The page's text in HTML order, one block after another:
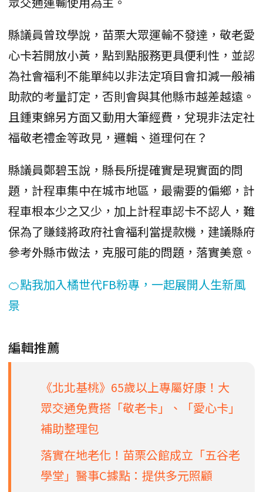
縣議員曾玟學說，苗栗大眾運輸不發達，敬老愛
心卡若開放小黃，點到點服務更具便利性，並認
為社會福利不能單純以非法定項目會扣減一般補
助款的考量訂定，否則會與其他縣市越差越遠。
且鍾東錦另方面又動用大筆經費，兌現非法定社
福敬老禮金等政見，邏輯、道理何在？
縣議員鄭碧玉說，縣長所提確實是現實面的問
題，計程車集中在城市地區，最需要的偏鄉，計
程車根本少之又少，加上計程車認卡不認人，難
保為了賺錢將政府社會福利當提款機，建議縣府
參考外縣市做法，克服可能的問題，落實美意。
🍊點我加入橘世代FB粉專，一起展開人生新風
景
編輯推薦
《北北基桃》65歲以上專屬好康！大
眾交通免費搭「敬老卡」、「愛心卡」
補助整理包
落實在地老化！苗栗公館成立「五谷老
學堂」醫事C據點：提供多元照顧